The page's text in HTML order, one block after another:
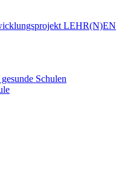
LEHR(N)EN
Schulen